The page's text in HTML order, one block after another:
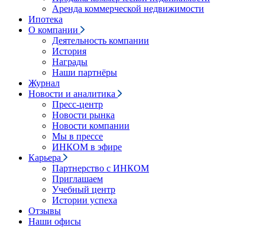
Аренда коммерческой недвижимости
Ипотека
О компании
Деятельность компании
История
Награды
Наши партнёры
Журнал
Новости и аналитика
Пресс-центр
Новости рынка
Новости компании
Мы в прессе
ИНКОМ в эфире
Карьера
Партнерство с ИНКОМ
Приглашаем
Учебный центр
Истории успеха
Отзывы
Наши офисы